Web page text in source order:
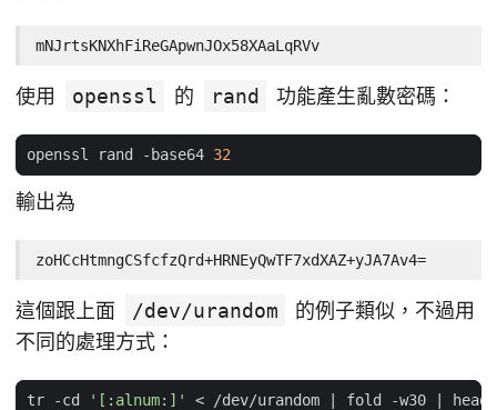
mNJrtsKNXhFiReGApwnJOx58XAaLqRVv
使用 openssl 的 rand 功能產生亂數密碼：
openssl rand -base64 32
輸出為
zoHCcHtmngCSfcfzQrd+HRNEyQwTF7xdXAZ+yJA7Av4=
這個跟上面 /dev/urandom
的例子類似，不過用
不同的處理方式：
tr -cd '[:alnum:]' < /dev/urandom fold -w30